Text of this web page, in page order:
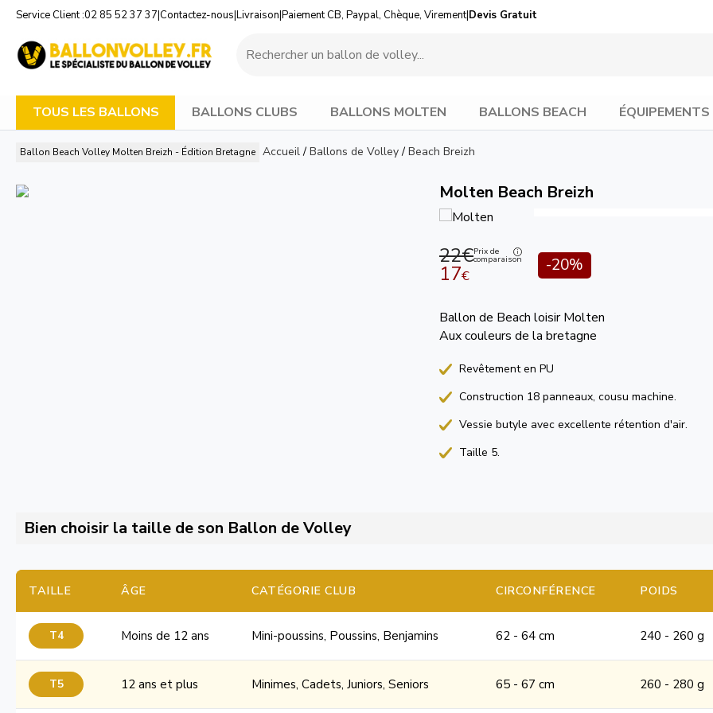
Service Client :02 85 52 37 37|Contactez-nous|Livraison|Paiement CB, Paypal, Chèque, Virement|Devis Gratuit
TOUS LES BALLONS BALLONS CLUBS BALLONS MOLTEN BALLONS BEACH
Ballon Beach Volley Molten Breizh - Édition Bretagne Accueil / Ballons de Volley / Beach Breizh
Molten Beach Breizh
22€Prix de
comparaison
17€ -20%
Ballon de Beach loisir Molten
Aux couleurs de la bretagne
Revêtement en PU
Construction 18 panneaux, cousu machine.
Vessie butyle avec excellente rétention d'air.
Taille 5.
Bien choisir la taille de son Ballon de Volley
TAILLE ÂGE CATÉGORIE CLUB CIRCONFÉRENCE POIDS
T4 Moins de 12 ans Mini-poussins, Poussins, Benjamins 62 - 64 cm 240 - 260 g
T5 12 ans et plus Minimes, Cadets, Juniors, Seniors 65 - 67 cm 260 - 280 g